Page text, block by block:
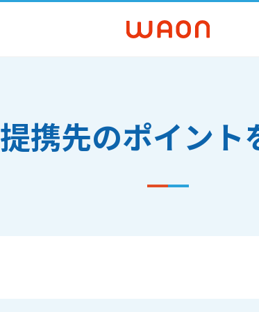
提携先のポイント